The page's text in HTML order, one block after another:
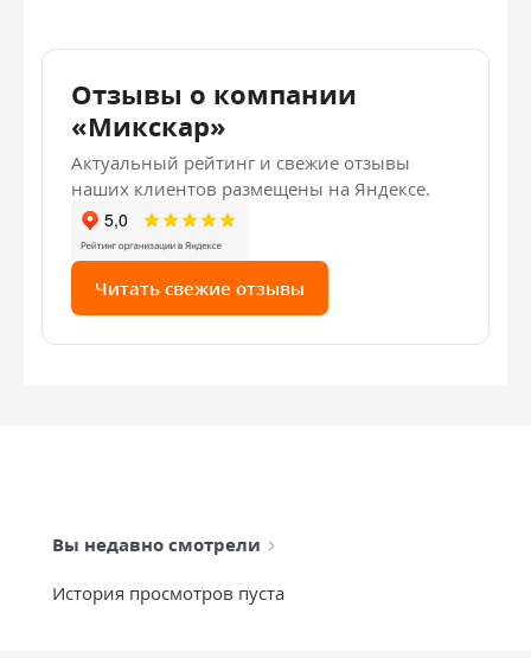
Отзывы о компании
«Микскар»
Актуальный рейтинг и свежие отзывы
наших клиентов размещены на Яндексе.
Читать свежие отзывы
Вы недавно смотрели
История просмотров пуста